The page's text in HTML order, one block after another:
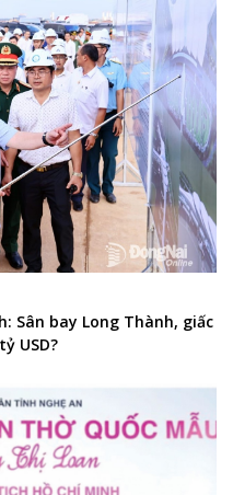
Sân bay Long Thành, giấc
USD?